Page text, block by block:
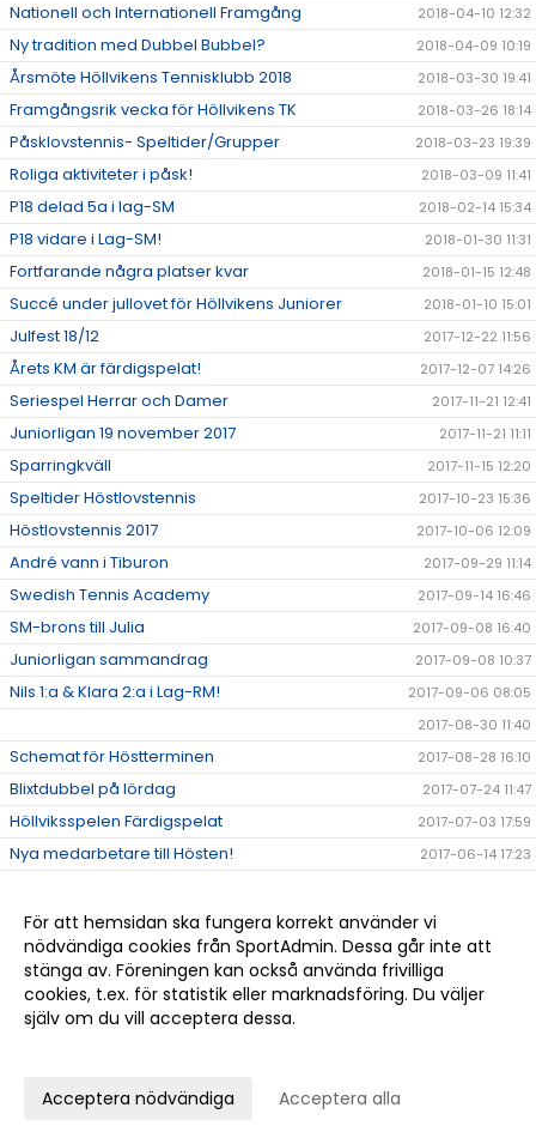
Nationell och Internationell Framgång 2018-04-10 12:32
Ny tradition med Dubbel Bubbel? 2018-04-09 10:19
Årsmöte Höllvikens Tennisklubb 2018 2018-03-30 19:41
Framgångsrik vecka för Höllvikens TK 2018-03-26 18:14
Påsklovstennis- Speltider/Grupper 2018-03-23 19:39
Roliga aktiviteter i påsk! 2018-03-09 11:41
P18 delad 5a i lag-SM 2018-02-14 15:34
P18 vidare i Lag-SM! 2018-01-30 11:31
Fortfarande några platser kvar 2018-01-15 12:48
Succé under jullovet för Höllvikens Juniorer 2018-01-10 15:01
Julfest 18/12 2017-12-22 11:56
Årets KM är färdigspelat! 2017-12-07 14:26
Seriespel Herrar och Damer 2017-11-21 12:41
Juniorligan 19 november 2017 2017-11-21 11:11
Sparringkväll 2017-11-15 12:20
Speltider Höstlovstennis 2017-10-23 15:36
Höstlovstennis 2017 2017-10-06 12:09
André vann i Tiburon 2017-09-29 11:14
Swedish Tennis Academy 2017-09-14 16:46
SM-brons till Julia 2017-09-08 16:40
Juniorligan sammandrag 2017-09-08 10:37
Nils 1:a & Klara 2:a i Lag-RM!
2017-09-06 08:05
2017-08-30 11:40
Schemat för Höstterminen 2017-08-28 16:10
Blixtdubbel på lördag 2017-07-24 11:47
Höllviksspelen Färdigspelat 2017-07-03 17:59
Nya medarbetare till Hösten! 2017-06-14 17:23
Tack Christian! 2017-05-18 12:35
Klubbkläder! 2017-05-15 12:55
Tränare inför HT -17 sökes 2017-05-04 15:13
Dubbel-Bubbel
Medlemsenkät
För att hemsidan ska fungera korrekt använder vi
nödvändiga cookies från SportAdmin. Dessa går inte att
stänga av. Föreningen kan också använda frivilliga
cookies, t.ex. för statistik eller marknadsföring. Du väljer
själv om du vill acceptera dessa.
Acceptera nödvändiga Acceptera alla